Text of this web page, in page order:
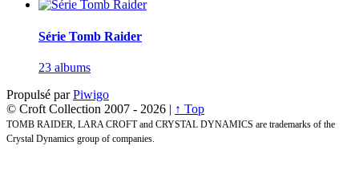
Série Tomb Raider
23 albums
Propulsé parPiwigo
© Croft Collection 2007 - 2026 | ↑ Top
TOMB RAIDER, LARA CROFT and CRYSTAL DYNAMICS are trademarks of the
Crystal Dynamics group of companies.